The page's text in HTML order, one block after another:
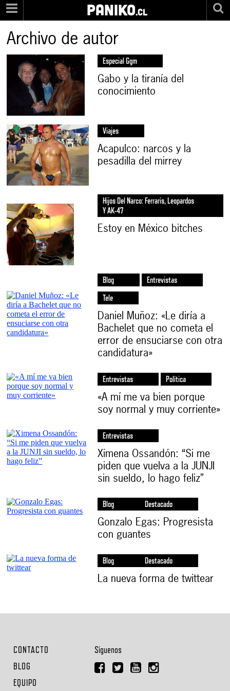
PANIKO.cl
Archivo de autor
Especial Ggm
Gabo y la tiranía del
conocimiento
Viajes
Acapulco: narcos y la
pesadilla del mirrey
Hijos Del Narco: Ferraris, Leopardos
Y AK-47
Estoy en México bitches
Blog
Entrevistas
Tele
Daniel Muñoz: «Le diría a
Bachelet que no cometa el
error de ensuciarse con otra
candidatura»
Entrevistas Política
«A mí me va bien porque
soy normal y muy corriente»
Entrevistas
Ximena Ossandón: “Si me
piden que vuelva a la JUNJI
sin sueldo, lo hago feliz”
Blog Destacado
Gonzalo Egas: Progresista
con guantes
Blog Destacado
La nueva forma de twittear
CONTACTO
BLOG
EQUIPO
Síguenos